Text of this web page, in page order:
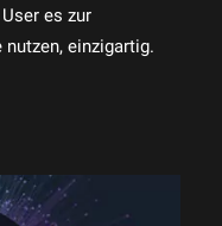
es zur
einzigartig.